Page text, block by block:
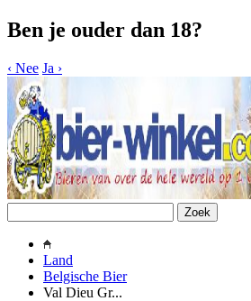
Ben je ouder dan 18?
‹ Nee Ja ›
Land
Belgische Bier
Val Dieu Gr...